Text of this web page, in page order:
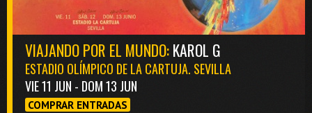
VIAJANDO POR EL MUNDO:KAROL G
ESTADIO OLÍMPICO DE LA CARTUJA. SEVILLA
VIE 11 JUN - DOM 13 JUN
COMPRAR ENTRADAS